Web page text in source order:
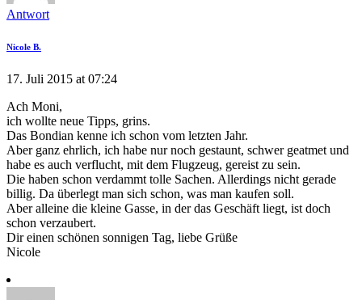
Antwort
Nicole B.
17. Juli 2015 at 07:24
Ach Moni,
ich wollte neue Tipps, grins.
Das Bondian kenne ich schon vom letzten Jahr.
Aber ganz ehrlich, ich habe nur noch gestaunt, schwer geatmet und
habe es auch verflucht, mit dem Flugzeug, gereist zu sein.
Die haben schon verdammt tolle Sachen. Allerdings nicht gerade
billig. Da überlegt man sich schon, was man kaufen soll.
Aber alleine die kleine Gasse, in der das Geschäft liegt, ist doch
schon verzaubert.
Dir einen schönen sonnigen Tag, liebe Grüße
Nicole